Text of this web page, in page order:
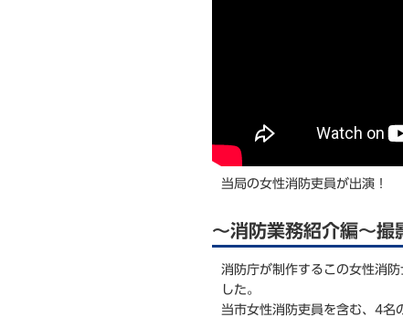
当局の女性消防吏員が出演！
～消防業務紹介編～撮
消防庁が制作するこの女性消
した。
当市女性消防吏員を含む、4名